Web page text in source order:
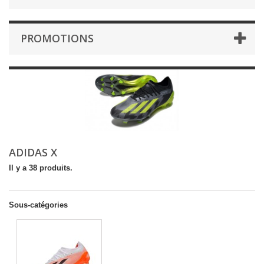
PROMOTIONS
ADIDAS X
Il y a 38 produits.
Sous-catégories